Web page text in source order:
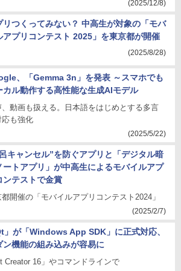
(2025/12/8)
リつくってみない？ 中高生が対象の「モバ
アプリコンテスト 2025」を東京都が開催
(2025/8/28)
、「Gemma 3n」を発表 ～スマホでも
カル動作する高性能な生成AIモデル
、動画も扱える。日本語をはじめとする多言
応も強化
(2025/5/22)
キャンセル”を防ぐアプリと「デジタル暗
ートアプリ」が中高生によるモバイルアプ
ンテストで金賞
開催の「モバイルアプリコンテスト2024」
(2025/2/7)
」が「Windows App SDK」に正式対応、
ン機能の組み込みが容易に
Creator 16」やコマンドラインで